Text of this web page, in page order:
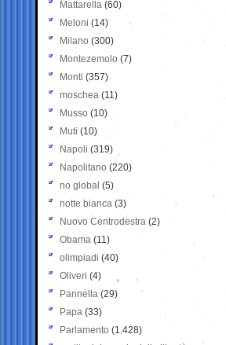
Mattarella (60)
Meloni (14)
Milano (300)
Montezemolo (7)
Monti (357)
moschea (11)
Musso (10)
Muti (10)
Napoli (319)
Napolitano (220)
no global (5)
notte bianca (3)
Nuovo Centrodestra (2)
Obama (11)
olimpiadi (40)
Oliveri (4)
Pannella (29)
Papa (33)
Parlamento (1.428)